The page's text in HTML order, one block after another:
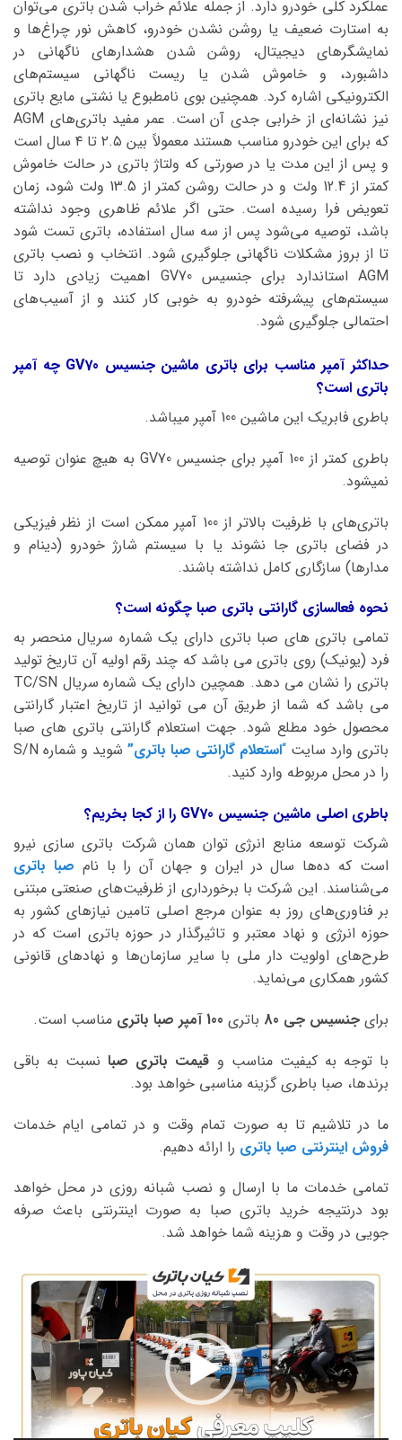
عملکرد کلی خودرو دارد. از جمله علائم خراب شدن باتری می‌توان
به استارت ضعیف یا روشن نشدن خودرو، کاهش نور چراغ‌ها و
نمایشگرهای دیجیتال، روشن شدن هشدارهای ناگهانی در
داشبورد، و خاموش شدن یا ریست ناگهانی سیستم‌های
الکترونیکی اشاره کرد. همچنین بوی نامطبوع یا نشتی مایع باتری
نیز نشانه‌ای از خرابی جدی آن است. عمر مفید باتری‌های AGM
که برای این خودرو مناسب هستند معمولاً بین ۲.۵ تا ۴ سال است
و پس از این مدت یا در صورتی که ولتاژ باتری در حالت خاموش
کمتر از 12.4 ولت و در حالت روشن کمتر از 13.5 ولت شود، زمان
تعویض فرا رسیده است. حتی اگر علائم ظاهری وجود نداشته
باشد، توصیه می‌شود پس از سه سال استفاده، باتری تست شود
تا از بروز مشکلات ناگهانی جلوگیری شود. انتخاب و نصب باتری
AGM استاندارد برای جنسیس GV70 اهمیت زیادی دارد تا
سیستم‌های پیشرفته خودرو به خوبی کار کنند و از آسیب‌های
احتمالی جلوگیری شود.
حداکثر آمپر مناسب برای باتری ماشین جنسیس GV70 چه آمپر
باتری است؟
باطری فابریک این ماشین 100 آمپر میباشد.
باطری کمتر از 100 آمپر برای جنسیس GV70 به هیچ عنوان توصیه
نمیشود.
باتری‌های با ظرفیت بالاتر از 100 آمپر ممکن است از نظر فیزیکی
در فضای باتری جا نشوند یا با سیستم شارژ خودرو (دینام و
مدارها) سازگاری کامل نداشته باشند.
نحوه فعالسازی گارانتی باتری صبا چگونه است؟
تمامی باتری های صبا باتری دارای یک شماره سریال منحصر به
فرد (یونیک) روی باتری می باشد که چند رقم اولیه آن تاریخ تولید
باتری را نشان می دهد. همچین دارای یک شماره سریال TC/SN
می باشد که شما از طریق آن می توانید از تاریخ اعتبار گارانتی
محصول خود مطلع شود. جهت استعلام گارانتی باتری های صبا
باتری وارد سایت “استعلام گارانتی صبا باتری”
شوید و شماره S/N
را در محل مربوطه وارد کنید.
باطری اصلی ماشین جنسیس GV70 را از کجا بخریم؟
شرکت توسعه منابع انرژی توان همان شرکت باتری سازی نیرو
است که ده‌ها سال در ایران و جهان آن را با نام صبا باتری
می‌شناسند. این شرکت با برخورداری از ظرفیت‌های صنعتی مبتنی
بر فناوری‌های روز به عنوان مرجع اصلی تامین نیازهای کشور به
حوزه انرژی و نهاد معتبر و تاثیرگذار در حوزه باتری است که در
طرح‌های اولویت دار ملی با سایر سازمان‌ها و نهادهای قانونی
کشور همکاری می‌نماید.
برای جنسیس جی 80 باتری باتری مناسب است.
با توجه به کیفیت مناسب و قیمت باتری صبانسبت به باقی
برندها، صبا باطری گزینه مناسبی خواهد بود.
ما در تلاشیم تا به صورت تمام وقت و در تمامی ایام خدمات
فروش اینترنتی صبا باتری را ارائه دهیم.
تمامی خدمات ما با ارسال و نصب شبانه روزی در محل خواهد
بود درنتیجه خرید باتری صبا به صورت اینترنتی باعث صرفه
جویی در وقت و هزینه شما خواهد شد.
نمایشگر
ویدیو